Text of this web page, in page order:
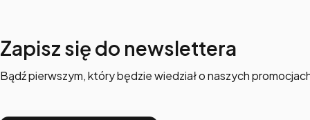
Zapisz się do newslettera
Bądź pierwszym, który będzie wiedział o naszych